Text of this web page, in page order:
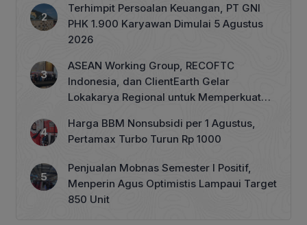
Terhimpit Persoalan Keuangan, PT GNI
PHK 1.900 Karyawan Dimulai 5 Agustus
2026
ASEAN Working Group, RECOFTC
Indonesia, dan ClientEarth Gelar
Lokakarya Regional untuk Memperkuat
Harga BBM Nonsubsidi per 1 Agustus,
Pertamax Turbo Turun Rp 1000
Penjualan Mobnas Semester I Positif,
Menperin Agus Optimistis Lampaui Target
850 Unit